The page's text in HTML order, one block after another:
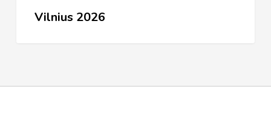
Vilnius 2026